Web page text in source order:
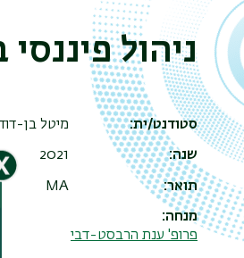
ניהול
סטודנט/ית מיטל בן-
שנה 2021
תואר MA
מנחה
פרופ' ענת הרבסט-דבי